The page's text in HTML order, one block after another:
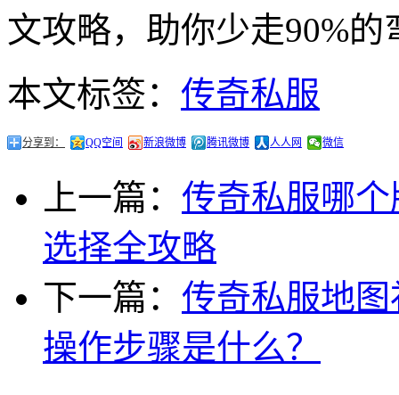
文攻略，助你少走90%的
本文标签： 传奇私服
分享到： QQ空间 新浪微博 腾讯微博 人人网 微信
上一篇： 传奇私服哪
选择全攻略
下一篇： 传奇私服地
操作步骤是什么？